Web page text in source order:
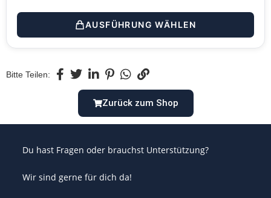
AUSFÜHRUNG WÄHLEN
Bitte Teilen:
Zurück zum Shop
Du hast Fragen oder brauchst Unterstützung?
Wir sind gerne für dich da!